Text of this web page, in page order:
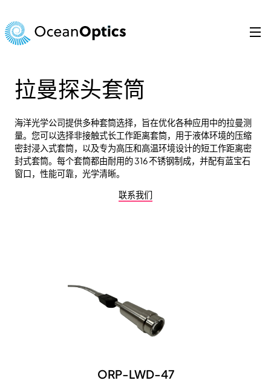
for:
至
内
拉曼探头套筒
海洋光学公司提供多种套筒选择，旨在优化各种应用中的拉曼测
量。您可以选择非接触式长工作距离套筒，用于液体环境的压缩
密封浸入式套筒，以及专为高压和高温环境设计的短工作距离密
封式套筒。每个套筒都由耐用的 316 不锈钢制成，并配有蓝宝石
窗口，性能可靠，光学清晰。
联系我们
ORP-LWD-47